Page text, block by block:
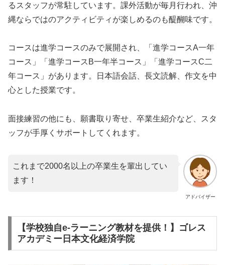
るスタッフが常駐しています。課外活動が毎月行われ、沖
縄ならではのアクティビティが楽しめるのも醍醐味です。
コースは進学コースのみで展開され、「進学コースA一年
コース」「進学コースB一年半コース」「進学コースC二
年コース」があります。日本語会話、長文読解、作文を中
心とした授業です。
面接練習の他にも、願書取り寄せ、卒業生紹介など、スタ
ッフが手厚くサポートしてくれます。
アドバイザー
これまで2000名以上の卒業生を輩出してい
ます！
【学校独自e-ラーニング教材を提供！】ゴレス
アカデミー日本文化経済学院